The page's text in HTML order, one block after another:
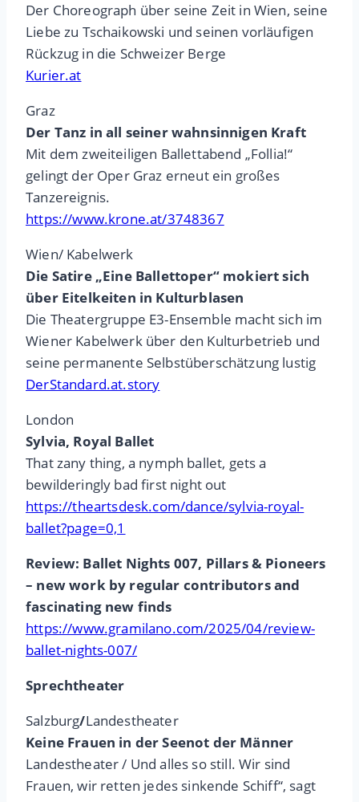
Der Choreograph über seine Zeit in Wien, seine
Liebe zu Tschaikowski und seinen vorläufigen
Rückzug in die Schweizer Berge
Kurier.at
Graz
Der Tanz in all seiner wahnsinnigen Kraft
Mit dem zweiteiligen Ballettabend „Follia!“
gelingt der Oper Graz erneut ein großes
Tanzereignis.
https://www.krone.at/3748367
Wien/ Kabelwerk
Die Satire „Eine Ballettoper“ mokiert sich
über Eitelkeiten in Kulturblasen
Die Theatergruppe E3-Ensemble macht sich im
Wiener Kabelwerk über den Kulturbetrieb und
seine permanente Selbstüberschätzung lustig
DerStandard.at.story
London
Sylvia, Royal Ballet
That zany thing, a nymph ballet, gets a
bewilderingly bad first night out
https://theartsdesk.com/dance/sylvia-royal-
ballet?page=0,1
Review: Ballet Nights 007, Pillars & Pioneers
– new work by regular contributors and
fascinating new finds
https://www.gramilano.com/2025/04/review-
ballet-nights-007/
Sprechtheater
Salzburg/Landestheater
Keine Frauen in der Seenot der Männer
Landestheater / Und alles so still. Wir sind
Frauen, wir retten jedes sinkende Schiff“, sagt